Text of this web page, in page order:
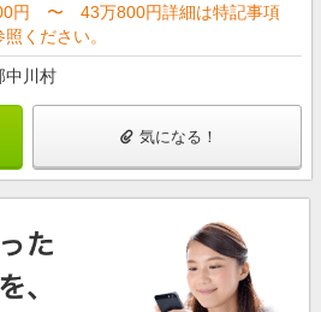
円 〜 43万800円詳細は特記事項
照ください。
中川村
気になる！